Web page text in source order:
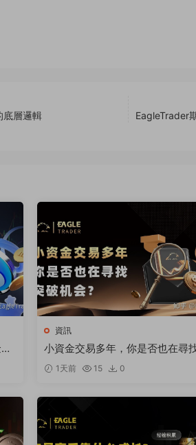
底層邏輯 EagleTrader
資訊
小資金交易多年，你是否也在尋
破機會
1天前 15 0